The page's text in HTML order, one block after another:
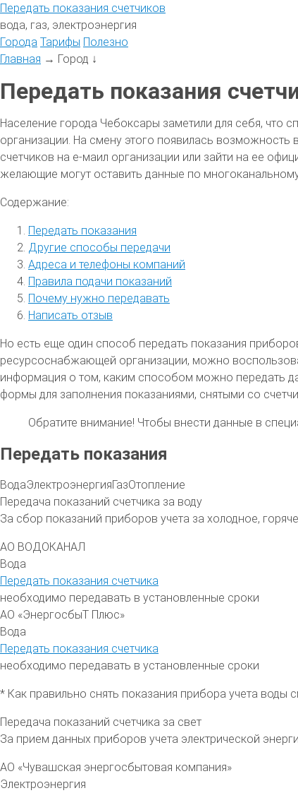
Передать показания счетчиков
вода, газ, электроэнергия
Города Тарифы Полезно
Главная → Город ↓
Передать показания
Население города Чебоксары заметили для себя, что
организации. На смену этого появилась
счетчиков на е-маил организации или зайти на ее
желающие могут оставить данные по
Содержание:
Передать показания
Другие способы передачи
Адреса и телефоны компаний
Правила подачи показаний
Почему нужно передавать
Написать отзыв
Но есть еще один способ передать показания
ресурсоснабжающей организации, можно
информация о том, каким способом можно передать
формы для заполнения показаниями, снятыми со
Обратите внимание! Чтобы внести данные в
Передать показания
ВодаЭлектроэнергияГазОтопление
Передача показаний счетчика за воду
За сбор показаний приборов учета за холодное,
АО ВОДОКАНАЛ
Вода
Передать показания счетчика
необходимо передавать в установленные сроки
АО «ЭнергосбыТ Плюс»
Вода
Передать показания счетчика
необходимо передавать в установленные сроки
* Как правильно снять показания прибора учета воды
Передача показаний счетчика за свет
За прием данных приборов учета электрической
АО «Чувашская энергосбытовая компания»
Электроэнергия